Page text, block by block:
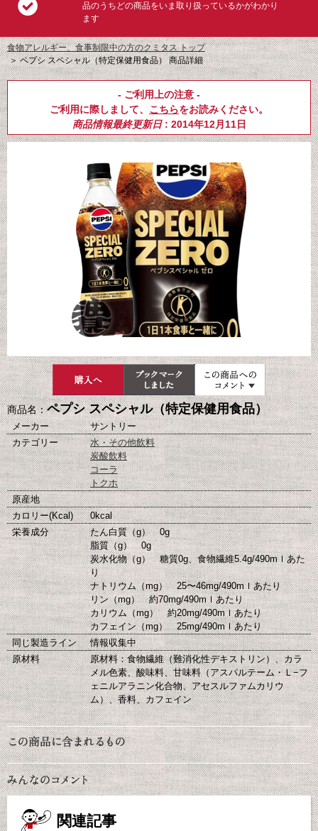
品のうちどの商品をいま取り扱っているかがわかり
ます
食物アレルギー、食事制限中の方のクミタス トップ
＞ペプシ スペシャル（特定保健用食品） 商品詳細
- ご利用上の注意 -
ご利用に際しまして、 こちらをお読みください。
商品情報最終更新日: 2014年12月11日
商品名：ペプシ スペシャル（特定保健用食品）
メーカー
サントリー
カテゴリー
水・その他飲料
炭酸飲料
コーラ
トクホ
原産地
カロリー(Kcal)
0kcal
栄養成分
たん白質（g） 0g
脂質（g） 0g
炭水化物（g） 糖質0g、食物繊維5.4g/490mｌあた
り
ナトリウム（mg） 25〜46mg/490mｌあたり
リン（mg） 約70mg/490mｌあたり
カリウム（mg） 約20mg/490mｌあたり
カフェイン（mg） 25mg/490mｌあたり
同じ製造ライン
情報収集中
原材料
原材料：食物繊維（難消化性デキストリン）、カラ
メル色素、酸味料、甘味料（アスパルテーム・Ｌ−フ
ェニルアラニン化合物、アセスルファムカリウ
ム）、香料、カフェイン
関連記事